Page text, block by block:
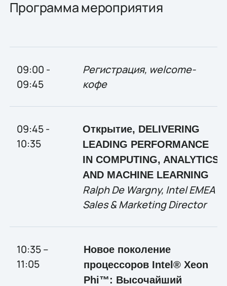
Программа мероприятия
09:00 -
09:45
Регистрация, welcome-
кофе
09:45 -
10:35
Открытие, DELIVERING
LEADING PERFORMANCE
IN COMPUTING, ANALYTICS
AND MACHINE LEARNING
Ralph De Wargny, Intel EMEA
Sales & Marketing Director
10:35 –
11:05
Новое поколение
процессоров Intel® Xeon
Phi™: Высочайший